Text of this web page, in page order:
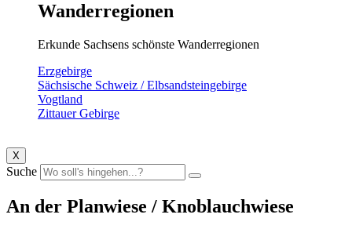
Wanderregionen
Erkunde Sachsens schönste Wanderregionen
Erzgebirge
Sächsische Schweiz / Elbsandsteingebirge
Vogtland
Zittauer Gebirge
X
Suche
An der Planwiese / Knoblauchwiese